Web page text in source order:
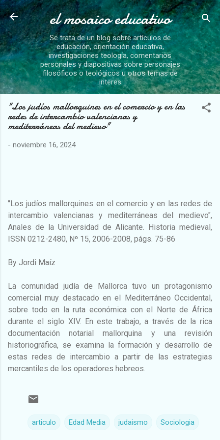
Ir al contenido principal
el mosaico educativo
Se trata de un blog sobre artículos de
educación, orientación educativa,
investigaciones teología, comentarios
personales y diapositivas sobre personajes
filosóficos o teológicos u otros temas de
interes
"Los judíos mallorquines en el comercio y en las
redes de intercambio valencianas y
mediterráneas del medievo"
- noviembre 16, 2024
"Los judíos mallorquines en el comercio y en las redes de
intercambio valencianas y mediterráneas del medievo",
Anales de la Universidad de Alicante. Historia medieval,
ISSN 0212-2480, Nº 15, 2006-2008, págs. 75-86
By Jordi Maíz
La comunidad judía de Mallorca tuvo un protagonismo
comercial muy destacado en el Mediterráneo Occidental,
sobre todo en la ruta económica con el Norte de África
durante el siglo XIV. En este trabajo, a través de la rica
documentación notarial mallorquina y una revisión
historiográfica, se examina la formación y desarrollo de
estas redes de intercambio a partir de las estrategias
mercantiles de los operadores hebreos.
articulo Edad Media judaismo Sociologia